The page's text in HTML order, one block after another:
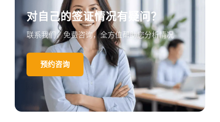
对自己的签证情况有疑问？
联系我们，免费咨询，全方位帮助您分析情况
预约咨询